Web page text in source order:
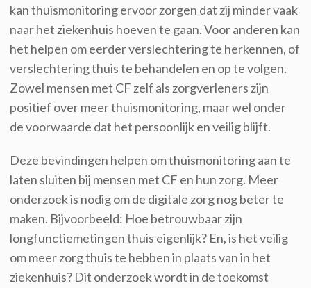
kan thuismonitoring ervoor zorgen dat zij minder vaak
naar het ziekenhuis hoeven te gaan. Voor anderen kan
het helpen om eerder verslechtering te herkennen, of
verslechtering thuis te behandelen en op te volgen.
Zowel mensen met CF zelf als zorgverleners zijn
positief over meer thuismonitoring, maar wel onder
de voorwaarde dat het persoonlijk en veilig blijft.
Deze bevindingen helpen om thuismonitoring aan te
laten sluiten bij mensen met CF en hun zorg. Meer
onderzoek is nodig om de digitale zorg nog beter te
maken. Bijvoorbeeld: Hoe betrouwbaar zijn
longfunctiemetingen thuis eigenlijk? En, is het veilig
om meer zorg thuis te hebben in plaats van in het
ziekenhuis? Dit onderzoek wordt in de toekomst